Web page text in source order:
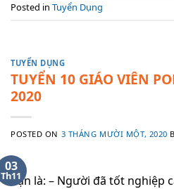
Posted in Tuyển Dụng
TUYỂN DỤNG
TUYỂN 10 GIÁO VIÊN
2020
POSTED ON 3 THÁNG MƯỜI MỘT, 2020
03
Th11Bạn là: – Người đã tốt nghiệp